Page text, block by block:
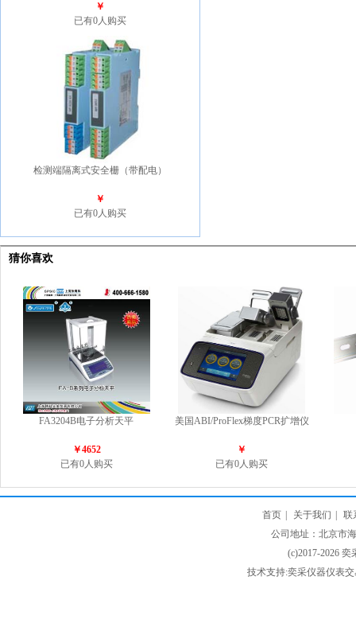
￥
已有0人购买
检测端隔离式安全栅（带配电）
￥
已有0人购买
猜你喜欢
FA3204B电子分析天平
￥4652
已有0人购买
美国ABI/ProFlex梯度PCR扩增仪
￥
已有0人购买
首页 关于我们
联
公司地址：北京市
(c)2017-2026
技术支持:奕采仪器仪表